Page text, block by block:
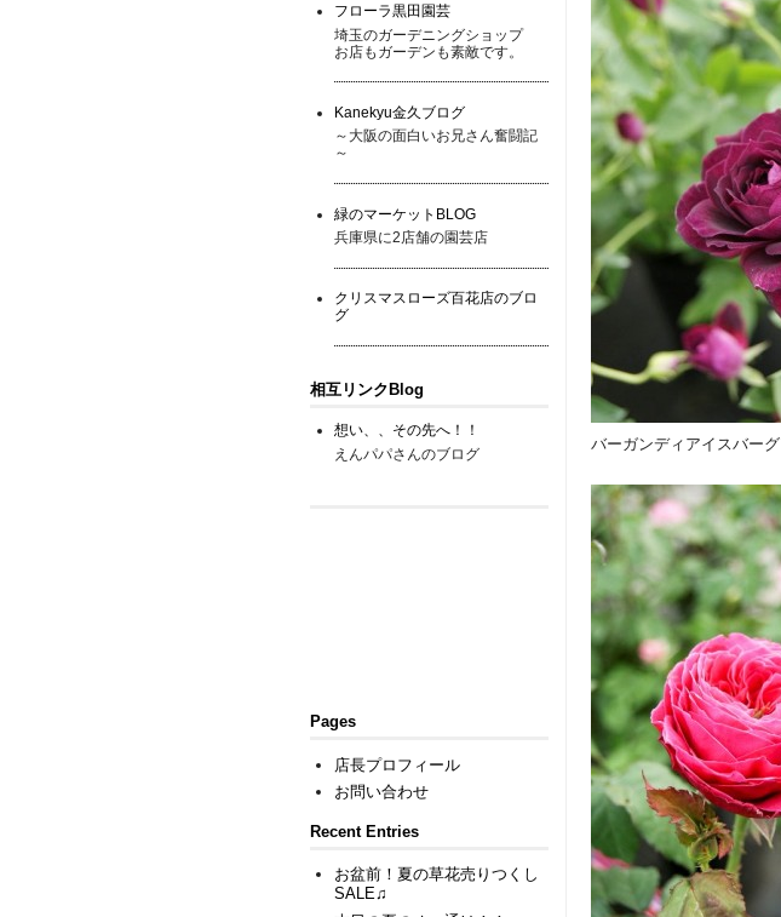
バーガンディアイスバーグ
フローラ黒田園芸
埼玉のガーデニングショップ
お店もガーデンも素敵です。
Kanekyu金久ブログ
～大阪の面白いお兄さん奮闘記
～
緑のマーケットBLOG
兵庫県に2店舗の園芸店
クリスマスローズ百花店のブロ
グ
相互リンクBlog
想い、、その先へ！！
えんパパさんのブログ
Pages
店長プロフィール
お問い合わせ
Recent Entries
お盆前！夏の草花売りつくし
SALE♫